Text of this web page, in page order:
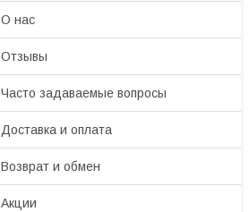
О нас
Отзывы
Часто задаваемые вопросы
Доставка и оплата
Возврат и обмен
Акции